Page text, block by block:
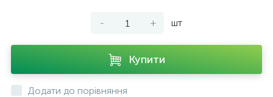
- + шт
Купити
Додати до порівняння